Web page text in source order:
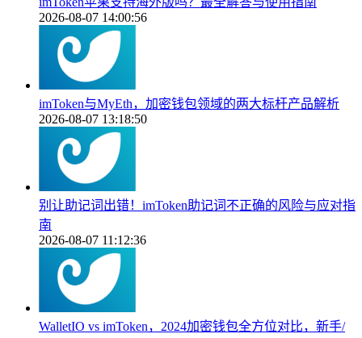
2026-08-07 14:00:56
imToken与MyEth，加密钱包领域的两大标杆产品解析
2026-08-07 13:18:50
别让助记词出错！imToken助记词不正确的风险与应对指
南
2026-08-07 11:12:36
WalletIO vs imToken，2024加密钱包全方位对比，新手/